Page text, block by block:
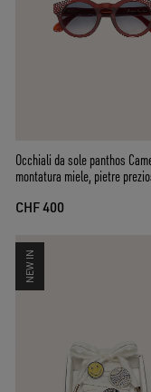
Occhiali da sole panthos
montatura miele, pietre
CHF 400
NEW IN